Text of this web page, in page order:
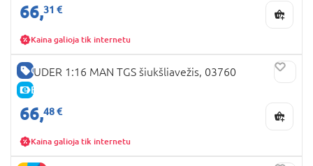
66,31 €
Kaina galioja tik internetu
GERA KAINA
E-KAINA
BRUDER 1:16 MAN TGS šiukšliavežis, 03760
66,48 €
Kaina galioja tik internetu